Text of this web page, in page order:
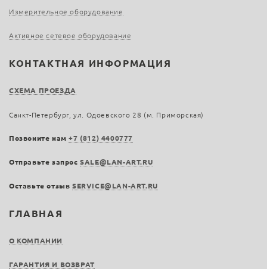
ГЛАВНАЯ
О КОМПАНИИ
ГАРАНТИЯ И ВОЗВРАТ
Измерительное оборудование
Активное сетевое оборудование
КОНТАКТНАЯ ИНФОРМАЦИЯ
СХЕМА ПРОЕЗДА
Санкт-Петербург, ул. Одоевского 28 (м. Приморская)
Позвоните нам+7 (812) 4400777
Отправьте запросSALE@LAN-ART.RU
Оставьте отзыв SERVICE@LAN-ART.RU